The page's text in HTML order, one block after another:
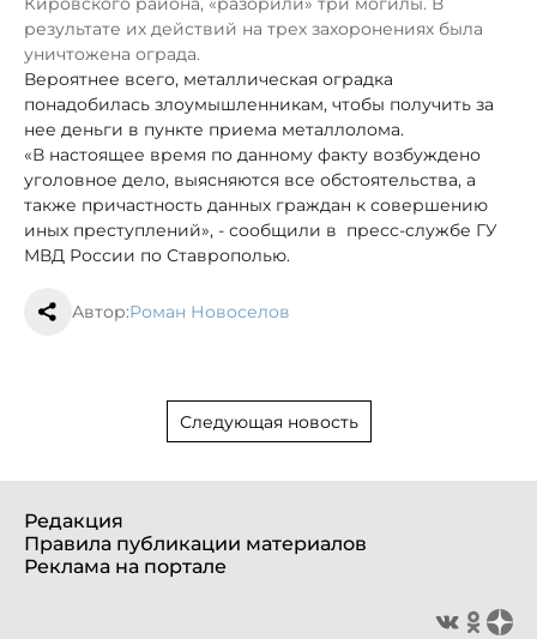
результате их действий на трех захоронениях была
уничтожена ограда.
Вероятнее всего, металлическая оградка
понадобилась злоумышленникам, чтобы получить за
нее деньги в пункте приема металлолома.
«В настоящее время по данному факту возбуждено
уголовное дело, выясняются все обстоятельства, а
также причастность данных граждан к совершению
иных преступлений», - сообщили в пресс-службе ГУ
МВД России по Ставрополью.
Автор:Роман Новоселов
Следующая новость
Редакция
Правила публикации материалов
Реклама на портале